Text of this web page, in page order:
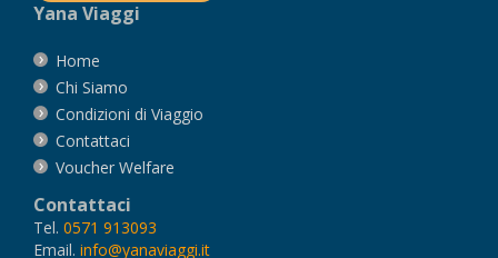
Yana Viaggi
Home
Chi Siamo
Condizioni di Viaggio
Contattaci
Voucher Welfare
Contattaci
Tel. 0571 913093
Email. info@yanaviaggi.it